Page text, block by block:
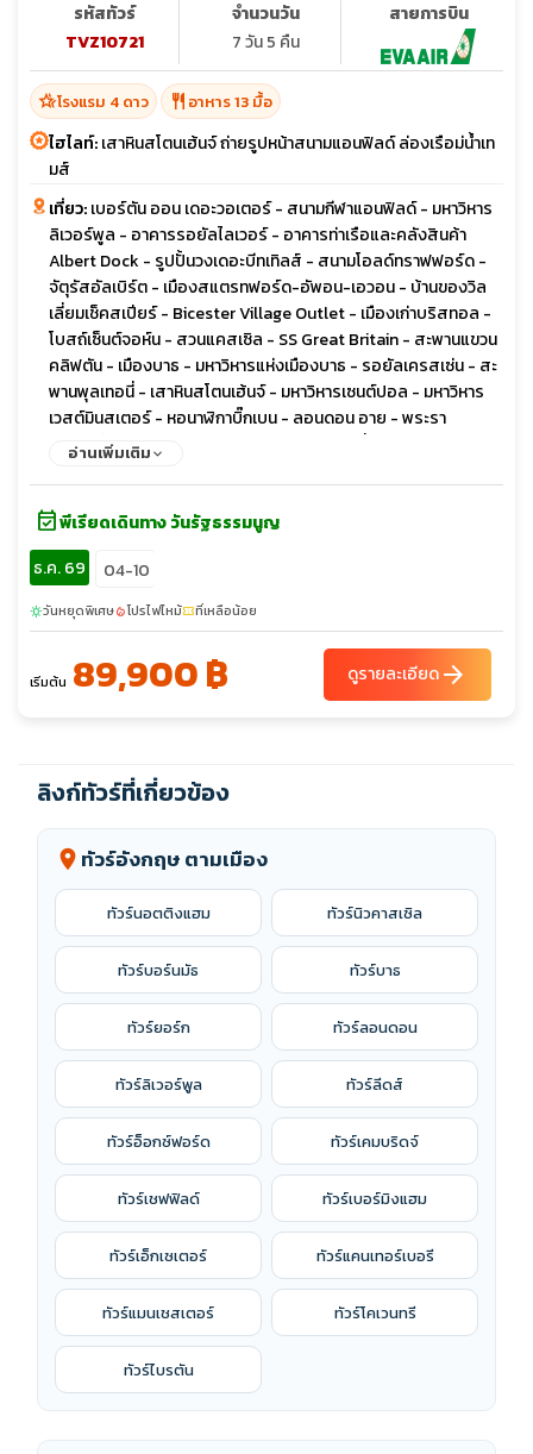
รหัสทัวร์
TVZ10721
จำนวนวัน
7 วัน 5 คืน
สายการบิน
hotel_classโรงแรม 4 ดาว restaurant อาหาร 13 มื้อ
ไฮไลท์:เสาหินสโตนเฮ้นจ์ ถ่ายรูปหน้าสนามแอนฟิลด์ ล่องเรือม่น้ำเท
มส์
เที่ยว:เบอร์ตัน ออน เดอะวอเตอร์ - สนามกีฬาแอนฟิลด์ - มหาวิหาร
ลิเวอร์พูล - อาคารรอยัลไลเวอร์ - อาคารท่าเรือและคลังสินค้า
Albert Dock - รูปปั้นวงเดอะบีทเทิลส์ - สนามโอลด์ทราฟฟอร์ด -
จัตุรัสอัลเบิร์ต - เมืองสแตรทฟอร์ด-อัพอน-เอวอน - บ้านของวิล
เลี่ยมเช็คสเปียร์ - Bicester Village Outlet - เมืองเก่าบริสทอล -
โบสถ์เซ็นต์จอห์น - สวนแคสเซิล - SS Great Britain - สะพานแขวน
คลิฟตัน - เมืองบาธ - มหาวิหารแห่งเมืองบาธ - รอยัลเครสเซ่น - สะ
พานพุลเทอนี่ - เสาหินสโตนเฮ้นจ์ - มหาวิหารเซนต์ปอล - มหาวิหาร
เวสต์มินสเตอร์ - หอนาฬิกาบิ๊กเบน - ลอนดอน อาย - พระรา
ชวังบัคกิ้งแฮม - จัตุรัสทราฟัลก้าร์ - พิคคาดิลลี่เซอร์คัส - ไชน่า
อ่านเพิ่มเติม
event_availableพีเรียดเดินทาง วันรัฐธรรมนูญ
ธ.ค. 69
04-10
sunnyวันหยุดพิเศษlocal_fire_departmentโปรไฟไหม้confirmation_numberที่เหลือน้อย
เริ่มต้น 89,900 ฿ ดูรายละเอียดarrow_forward
ลิงก์ทัวร์ที่เกี่ยวข้อง
location_on ทัวร์อังกฤษ ตามเมือง
ทัวร์นอตติงแฮม ทัวร์นิวคาสเซิล
ทัวร์บอร์นมัธ ทัวร์บาธ
ทัวร์ยอร์ก ทัวร์ลอนดอน
ทัวร์ลิเวอร์พูล ทัวร์ลีดส์
ทัวร์อ็อกซ์ฟอร์ด ทัวร์เคมบริดจ์
ทัวร์เชฟฟิลด์ ทัวร์เบอร์มิงแฮม
ทัวร์เอ็กเซเตอร์ ทัวร์แคนเทอร์เบอรี
ทัวร์แมนเชสเตอร์ ทัวร์โคเวนทรี
ทัวร์ไบรตัน